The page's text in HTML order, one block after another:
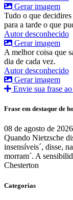
Gerar imagem
Tudo o que
para a tarde o que
Autor desconhecido
Gerar imagem
A melhor coisa que
dia de cada vez.
Autor desconhecido
Gerar imagem
Envie sua frase
Frase em destaque de
08 de agosto de 2026
Quando Nietzsche
insensíveis´, disse,
morram´. A
Chesterton
Categorias